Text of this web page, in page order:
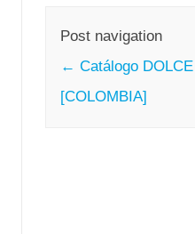
Post navigation
← Catálogo
[COLOMBIA]